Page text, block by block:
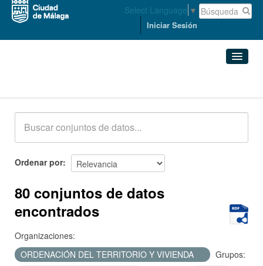
Select Language ▼
Iniciar Sesión
Acerca de
Ordenar por
80 conjuntos de datos
encontrados
Organizaciones:
ORDENACIÓN DEL TERRITORIO Y VIVIENDA
Grupos: